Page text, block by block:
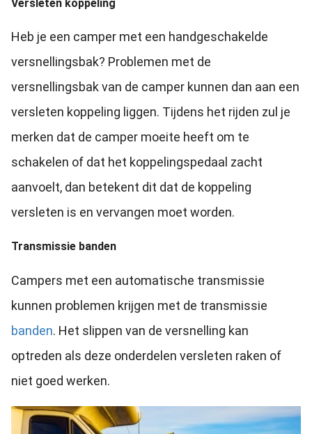
Versleten koppeling
Heb je een camper met een handgeschakelde
versnellingsbak? Problemen met de
versnellingsbak van de camper kunnen dan aan een
versleten koppeling liggen. Tijdens het rijden zul je
merken dat de camper moeite heeft om te
schakelen of dat het koppelingspedaal zacht
aanvoelt, dan betekent dit dat de koppeling
versleten is en vervangen moet worden.
Transmissie banden
Campers met een automatische transmissie
kunnen problemen krijgen met de transmissie
banden. Het slippen van de versnelling kan
optreden als deze onderdelen versleten raken of
niet goed werken.